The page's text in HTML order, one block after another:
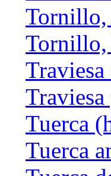
Tornillo,
Tornillo,
Tuerca
Tuerca